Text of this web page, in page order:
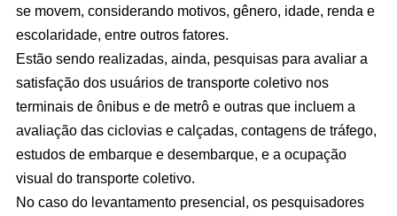
se movem, considerando motivos, gênero, idade, renda e
escolaridade, entre outros fatores.
Estão sendo realizadas, ainda, pesquisas para avaliar a
satisfação dos usuários de transporte coletivo nos
terminais de ônibus e de metrô e outras que incluem a
avaliação das ciclovias e calçadas, contagens de tráfego,
estudos de embarque e desembarque, e a ocupação
visual do transporte coletivo.
No caso do levantamento presencial, os pesquisadores